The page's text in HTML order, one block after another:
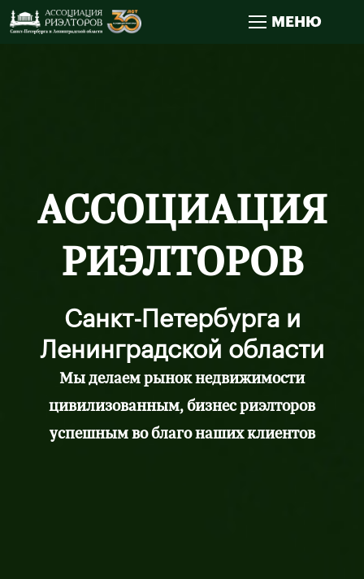
МЕНЮ
АССОЦИАЦИЯ
РИЭЛТОРОВ
Санкт-Петербурга и
Ленинградской области
Мы делаем рынок недвижимости
цивилизованным, бизнес риэлторов
успешным во благо наших клиентов